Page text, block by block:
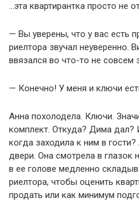
…эта квартирантка просто не
— Вы уверены, что у вас есть
риелтора звучал неуверенно.
ввязался во что-то не совсем
— Конечно! У меня и ключи
Анна похолодела. Ключи.
комплект. Откуда? Дима дал?
когда заходила к ним в
двери. Она смотрела в глазок
в ее голове медленно
риелтора, чтобы оценить
продать или как минимум